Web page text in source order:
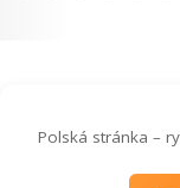
Polská stránka –